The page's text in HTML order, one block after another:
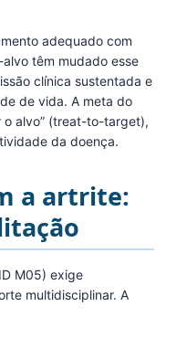
adequado com
têm mudado esse
clínica sustentada e
de vida. A meta do
alvo” (treat-to-target),
da doença.
a artrite:
M05) exige
multidisciplinar. A